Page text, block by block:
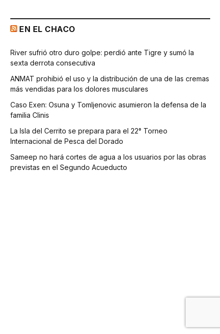
EN EL CHACO
River sufrió otro duro golpe: perdió ante Tigre y sumó la
sexta derrota consecutiva
ANMAT prohibió el uso y la distribución de una de las cremas
más vendidas para los dolores musculares
Caso Exen: Osuna y Tomljenovic asumieron la defensa de la
familia Clinis
La Isla del Cerrito se prepara para el 22° Torneo
Internacional de Pesca del Dorado
Sameep no hará cortes de agua a los usuarios por las obras
previstas en el Segundo Acueducto